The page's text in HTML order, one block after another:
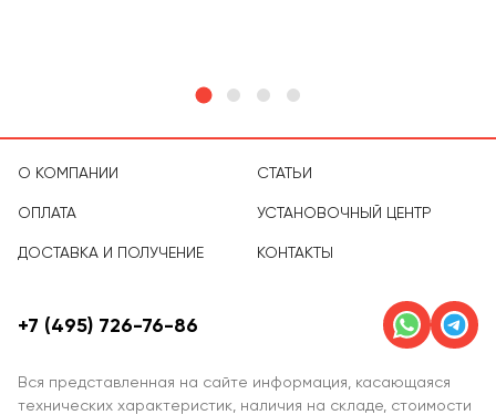
О КОМПАНИИ
ОПЛАТА
ДОСТАВКА И ПОЛУЧЕНИЕ
СТАТЬИ
УСТАНОВОЧНЫЙ ЦЕНТР
КОНТАКТЫ
Вся представленная на сайте информация, касающаяся
технических характеристик, наличия на складе, стоимости
+7 (495) 726-76-86